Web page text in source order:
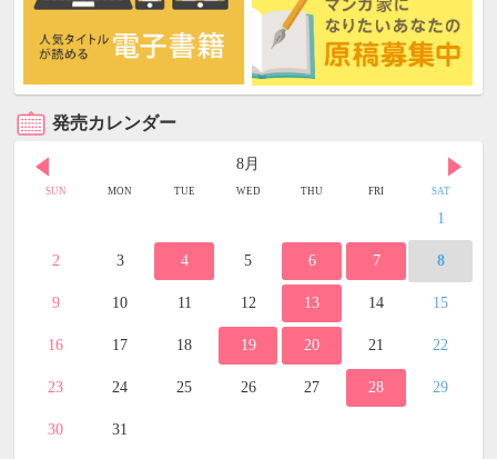
発売カレンダー
8月
SUN MON TUE WED THU FRI SAT
1
2 3 4 5 6 7 8
9 10 11 12 13 14 15
16 17 18 19 20 21 22
23 24 25 26 27 28 29
30 31